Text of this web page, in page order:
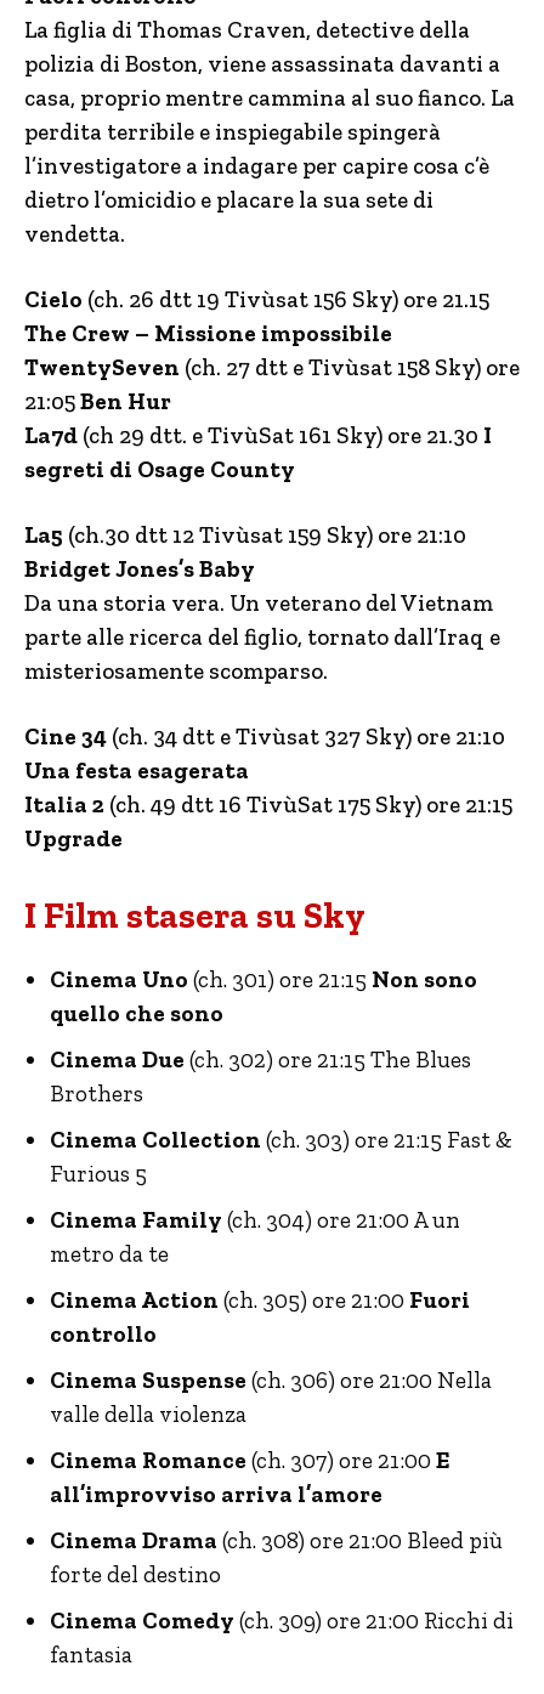
La figlia di Thomas Craven, detective della
polizia di Boston, viene assassinata davanti a
casa, proprio mentre cammina al suo fianco. La
perdita terribile e inspiegabile spingerà
l’investigatore a indagare per capire cosa c’è
dietro l’omicidio e placare la sua sete di
vendetta.
Cielo (ch. 26 dtt 19 Tivùsat 156 Sky) ore 21.15
The Crew – Missione impossibile
TwentySeven (ch. 27 dtt e Tivùsat 158 Sky) ore
21:05Ben Hur
La7d (ch 29 dtt. e TivùSat 161 Sky) ore 21.30 I
segreti di Osage County
La5 (ch.30 dtt 12 Tivùsat 159 Sky) ore 21:10
Bridget Jones’s Baby
Da una storia vera. Un veterano del Vietnam
parte alle ricerca del figlio, tornato dall’Iraq e
misteriosamente scomparso.
Cine 34 (ch. 34 dtt e Tivùsat 327 Sky) ore 21:10
Una festa esagerata
Italia 2 (ch. 49 dtt 16 TivùSat 175 Sky) ore 21:15
Upgrade
I Film stasera su Sky
Cinema Uno (ch. 301) ore 21:15 Non sono
quello che sono
Cinema Due (ch. 302) ore 21:15 The Blues
Brothers
Cinema Collection (ch. 303) ore 21:15 Fast &
Furious 5
Cinema Family (ch. 304) ore 21:00 A un
metro da te
Cinema Action (ch. 305) ore 21:00 Fuori
controllo
Cinema Suspense (ch. 306) ore 21:00 Nella
valle della violenza
Cinema Romance (ch. 307) ore 21:00 E
all’improvviso arriva l’amore
Cinema Drama (ch. 308) ore 21:00 Bleed più
forte del destino
Cinema Comedy (ch. 309) ore 21:00 Ricchi di
fantasia